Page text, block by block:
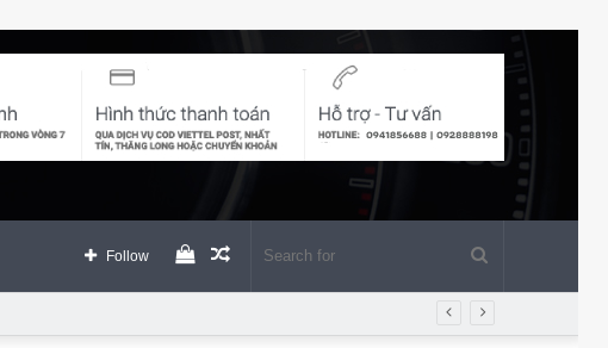
Random
View
Follow